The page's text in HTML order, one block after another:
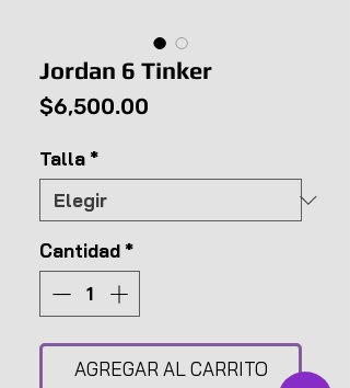
Jordan 6 Tinker
$6,500.00
Talla *
Cantidad *
AGREGAR AL CARRITO